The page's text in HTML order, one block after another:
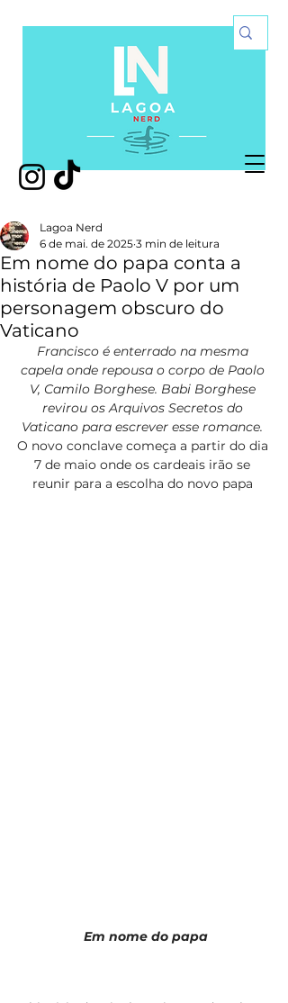
Em nome do papa conta a
história de Paolo V por um
personagem obscuro do
Vaticano
Lagoa Nerd
6 de mai. de 2025 3 min de leitura
Francisco é enterrado na mesma
capela onde repousa o corpo de Paolo
V, Camilo Borghese. Babi Borghese
revirou os Arquivos Secretos do
Vaticano para escrever esse romance.
O novo conclave começa a partir do dia
7 de maio onde os cardeais irão se
reunir para a escolha do novo papa
Em nome do papa